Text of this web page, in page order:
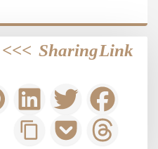
Sharing Link
>>>